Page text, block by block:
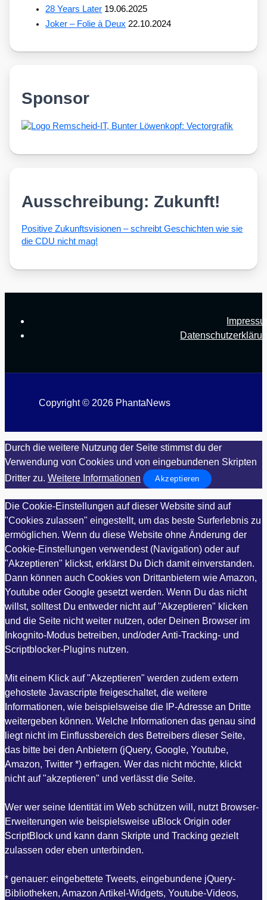
28 Years Later 19.06.2025
Joker – Folie à Deux 22.10.2024
Sponsor
Ausschreibung: Zukunft!
Posi­ti­ve Zukunfts­vi­sio­nen – schreibt Geschich­ten wie sie
die CDU nicht mag!
Copyright © 2026 PhantaNews
Durch die weitere Nutzung der Seite stimmst du der
Verwendung von Cookies und von eingebundenen Skripten
Dritter zu. Weitere Informationen Akzeptieren
Die Cookie-Einstellungen auf dieser Website sind auf
"Cookies zulassen" eingestellt, um das beste Surferlebnis zu
ermöglichen. Wenn du diese Website ohne Änderung der
Cookie-Einstellungen verwendest (Navigation) oder auf
"Akzeptieren" klickst, erklärst Du Dich damit einverstanden.
Dann können auch Cookies von Drittanbietern wie Amazon,
Youtube oder Google gesetzt werden. Wenn Du das nicht
willst, solltest Du entweder nicht auf "Akzeptieren" klicken
und die Seite nicht weiter nutzen, oder Deinen Browser im
Inkognito-Modus betreiben, und/oder Anti-Tracking- und
Scriptblocker-Plugins nutzen.
Mit einem Klick auf "Akzeptieren" werden zudem extern
gehostete Javascripte freigeschaltet, die weitere
Informationen, wie beispielsweise die IP-Adresse an Dritte
weitergeben können. Welche Informationen das genau sind
liegt nicht im Einflussbereich des Betreibers dieser Seite,
das bitte bei den Anbietern (jQuery, Google, Youtube,
Amazon, Twitter *) erfragen. Wer das nicht möchte, klickt
nicht auf "akzeptieren" und verlässt die Seite.
Wer wer seine Identität im Web schützen will, nutzt Browser-
Erweiterungen wie beispielsweise uBlock Origin oder
ScriptBlock und kann dann Skripte und Tracking gezielt
zulassen oder eben unterbinden.
* genauer: eingebettete Tweets, eingebundene jQuery-
Bibliotheken, Amazon Artikel-Widgets, Youtube-Videos,